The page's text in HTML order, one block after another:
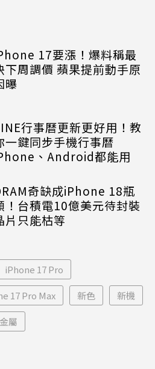
17要漲！爆料稱最
下周調價 蘋果提前動手原
曝
行事曆更新更好用！教
一鍵同步手機行事曆
、Android都能用
奇缺成iPhone 18瓶
！台積電10億美元待封裝
片只能枯等
iPhone 17 Pro
17 Pro Max 新色 新機
屬